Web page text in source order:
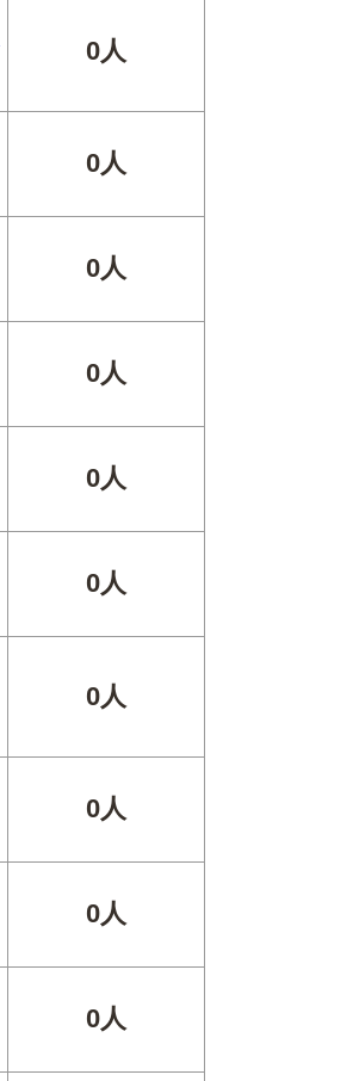
0人
0人
0人
0人
0人
0人
0人
0人
0人
0人